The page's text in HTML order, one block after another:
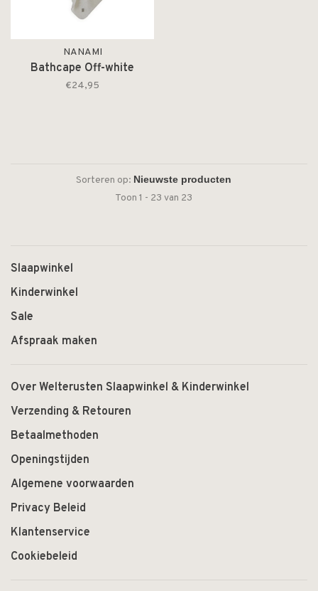
NANAMI
Bathcape Off-white
€24,95
Sorteren op:
Toon 1 - 23 van 23
Slaapwinkel
Kinderwinkel
Sale
Afspraak maken
Over Welterusten Slaapwinkel & Kinderwinkel
Verzending & Retouren
Betaalmethoden
Openingstijden
Algemene voorwaarden
Privacy Beleid
Klantenservice
Cookiebeleid